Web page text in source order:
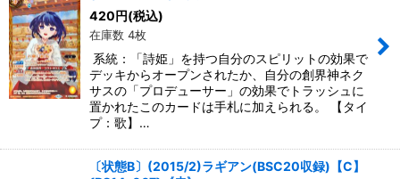
420 円(税込)
在庫数 4枚
系統：「詩姫」を持つ自分のスピリットの効果で
デッキからオープンされたか、自分の創界神ネク
サスの「プロデューサー」の効果でトラッシュに
置かれたこのカードは手札に加えられる。 【タイ
プ：歌】…
〔状態B〕(2015/2)ラギアン(BSC20収録)【C】